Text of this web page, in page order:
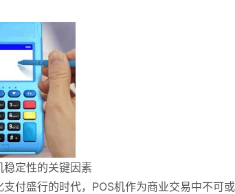
稳定性的关键因素
支付盛行的时代，POS机作为商业交易中不可